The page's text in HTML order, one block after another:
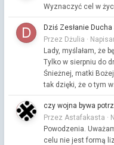
Wyznaczyć cel w
Dziś Zesłanie
Przez Dżulia ·
Lady, myślałam, że
Tylko w sierpniu do
Śnieżnej, matki
tak dzięki, że o tym
czy wojna bywa
Przez Astafakasta ·
Powodzenia.
celu nie jest formą